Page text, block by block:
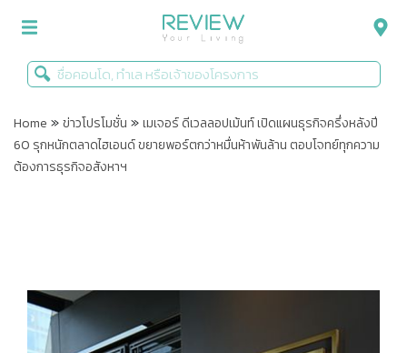
รีวิวคอนโด
รีวิวบ้าน
ข่าวโปรโมชั่น
Home »ข่าวโปรโมชั่น »เมเจอร์ ดีเวลลอปเม้นท์ เปิดแผนธุรกิจครึ่งหลังปี
60 รุกหนักตลาดไฮเอนด์ ขยายพอร์ตกว่าหมื่นห้าพันล้าน ตอบโจทย์ทุกความ
ต้องการธุรกิจอสังหาฯ